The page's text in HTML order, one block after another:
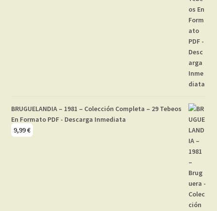
BRUGUELANDIA – 1981 – Colección Completa – 29 Tebeos
En Formato PDF - Descarga Inmediata
9,99€